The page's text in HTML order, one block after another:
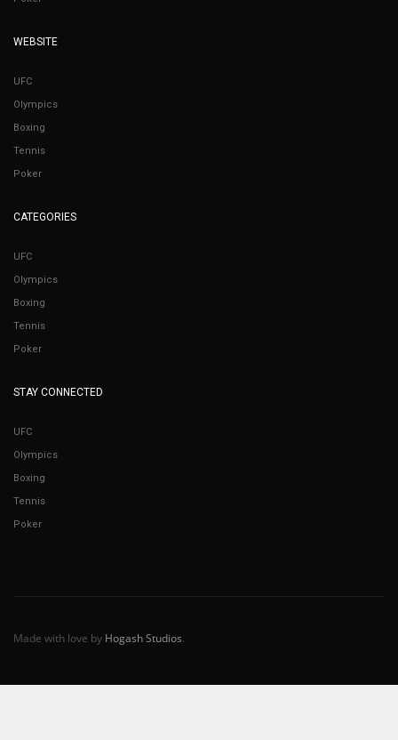
WEBSITE
UFC
Olympics
Boxing
Tennis
Poker
CATEGORIES
UFC
Olympics
Boxing
Tennis
Poker
STAY CONNECTED
UFC
Olympics
Boxing
Tennis
Poker
Made with love by Hogash Studios.